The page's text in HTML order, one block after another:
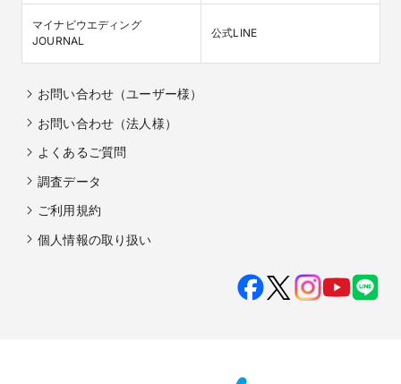
マイナビウエディング
JOURNAL
公式LINE
お問い合わせ（ユーザー様）
お問い合わせ（法人様）
よくあるご質問
調査データ
ご利用規約
個人情報の取り扱い